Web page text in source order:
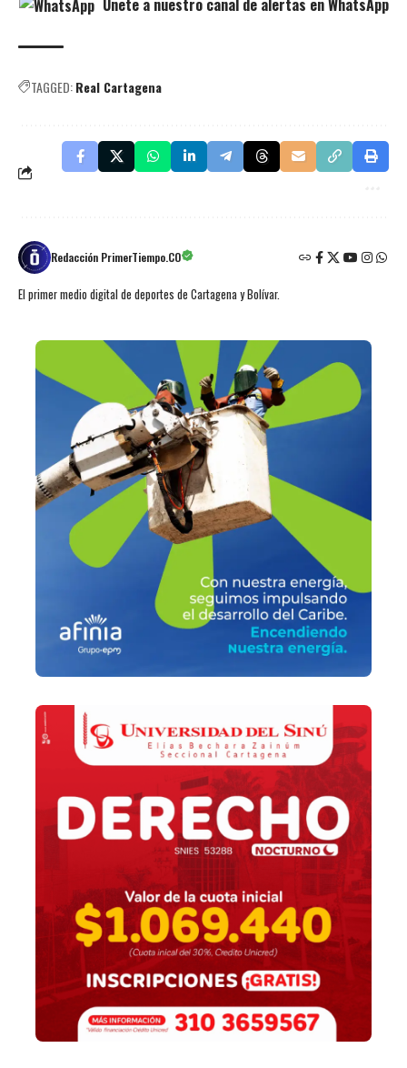
TAGGED:Real Cartagena
Redacción PrimerTiempo.CO
El primer medio digital de deportes de Cartagena y Bolívar.